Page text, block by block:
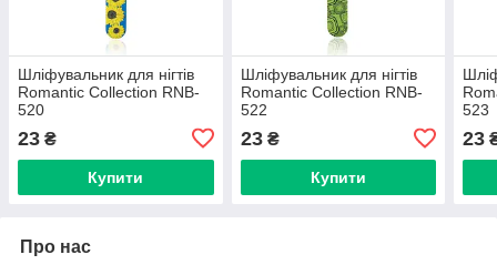
Шліфувальник для нігтів
Romantic Collection RNB-
520
23 ₴
Купити
Шліфувальник для нігтів
Romantic Collection RNB-
522
23₴
Купити
523
23
Про нас